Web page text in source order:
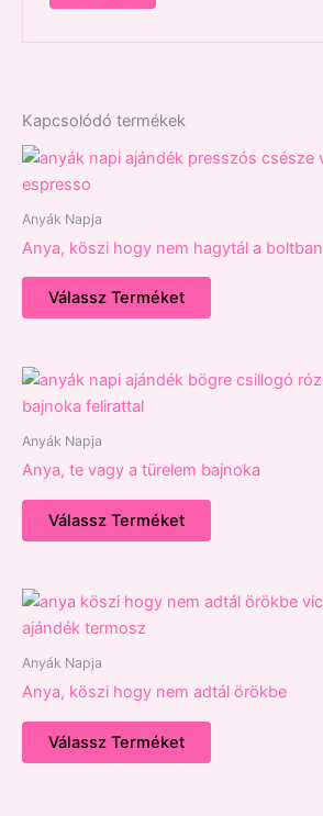
Kapcsolódó termékek
Anyák Napja
Anya, köszi hogy nem hagytál a boltban
Válassz Terméket
Anyák Napja
Anya, te vagy a türelem bajnoka
Válassz Terméket
Anyák Napja
Anya, köszi hogy nem adtál örökbe
Válassz Terméket